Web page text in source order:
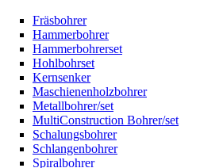
Fräsbohrer
Hammerbohrer
Hammerbohrerset
Hohlbohrset
Kernsenker
Maschienenholzbohrer
Metallbohrer/set
MultiConstruction Bohrer/set
Schalungsbohrer
Schlangenbohrer
Spiralbohrer